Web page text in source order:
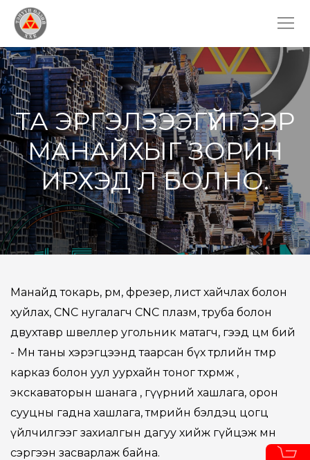
ТА ЭРГЭЛЗЭЭГҮЙГЭЭР
МАНАЙХЫГ ЗОРИН
ИРХЭД Л БОЛНО.
Манайд токарь, өрөм, фрезер, лист хайчлах болон
хуйлах, CNC нугалагч CNC плазм, труба болон
двухтавр швеллер угольник матагч, гээд цөм бий
- Мөн таны хэрэгцээнд таарсан бүх төрлийн төмөр
карказ болон уул уурхайн тоног төхөөрөмж ,
экскаваторын шанага , гүүрний хашлага, орон
сууцны гадна хашлага, төмрийн бэлдэц цогц
үйлчилгээг захиалгын дагуу хийж гүйцэж мөн
сэргээн засварлаж байна.